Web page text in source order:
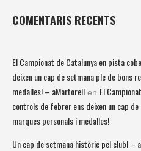
COMENTARIS RECENTS
El Campionat de Catalunya en pista
deixen un cap de setmana ple de bons
medalles! – aMartorell en El
controls de febrer ens deixen un cap
marques personals i medalles!
Un cap de setmana històric pel club! –